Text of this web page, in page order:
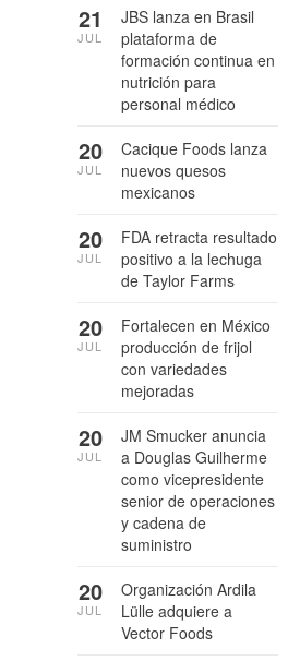
JBS lanza en Brasil
plataforma de
formación continua en
nutrición para
personal médico
21
JUL
Cacique Foods lanza
nuevos quesos
mexicanos
20
JUL
FDA retracta resultado
positivo a la lechuga
de Taylor Farms
20
JUL
Fortalecen en México
producción de frijol
con variedades
mejoradas
20
JUL
JM Smucker anuncia
a Douglas Guilherme
como vicepresidente
senior de operaciones
y cadena de
suministro
20
JUL
Organización Ardila
Lülle adquiere a
Vector Foods
20
JUL